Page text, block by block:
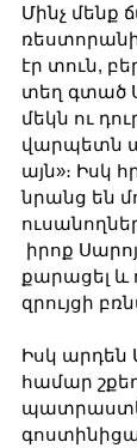
Մինչ մենք
էր տուն,
տեղ գտած
մեկն ու
վարպետն
այն»։ Իսկ
նրանց են
իրոք
քարացել և
զրույցի
Իսկ արդեն
համար